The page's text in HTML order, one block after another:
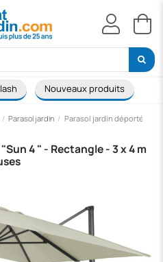
Nouveaux produits
Parasol jardin Parasol jardin déporté Alu
4 " - Rectangle - 3 x 4 m